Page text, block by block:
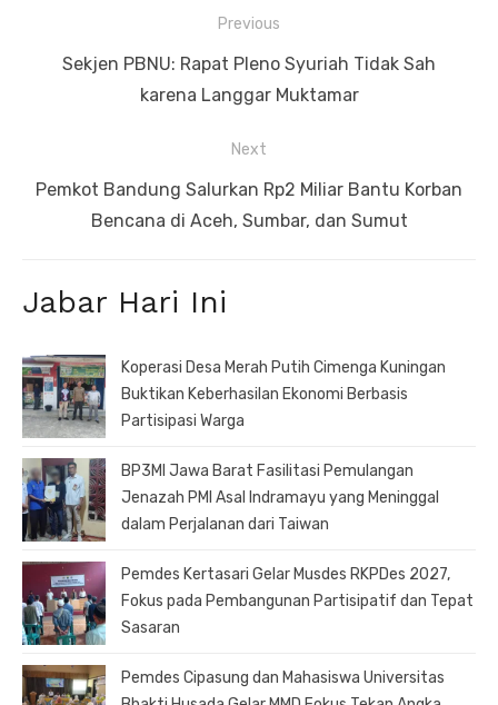
pos
Previous
Previous
Sekjen PBNU: Rapat Pleno Syuriah Tidak Sah
karena Langgar Muktamar
Next
Next
Pemkot Bandung Salurkan Rp2 Miliar Bantu Korban
Bencana di Aceh, Sumbar, dan Sumut
Jabar Hari Ini
Koperasi Desa Merah Putih Cimenga Kuningan
Buktikan Keberhasilan Ekonomi Berbasis
Partisipasi Warga
BP3MI Jawa Barat Fasilitasi Pemulangan
Jenazah PMI Asal Indramayu yang Meninggal
dalam Perjalanan dari Taiwan
Pemdes Kertasari Gelar Musdes RKPDes 2027,
Fokus pada Pembangunan Partisipatif dan Tepat
Sasaran
Pemdes Cipasung dan Mahasiswa Universitas